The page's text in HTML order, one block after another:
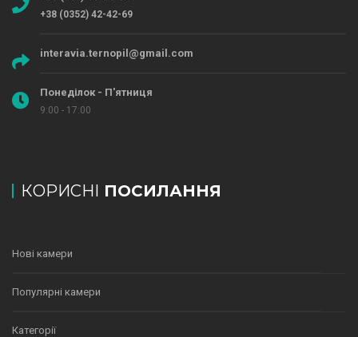
+38 (0352) 42-42-69
interavia.ternopil@gmail.com
Понеділок - П'ятниця
9:00 - 17:00
КОРИСНІ ПОСИЛАННЯ
Нові камери
Популярні камери
Категорії